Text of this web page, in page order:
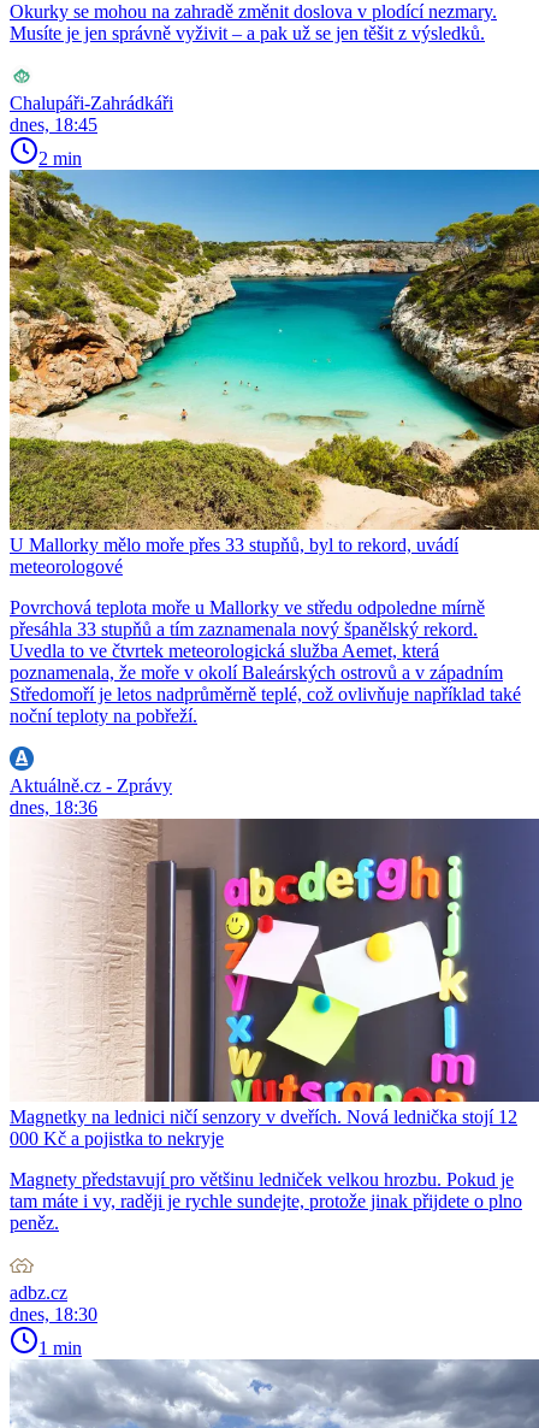
Okurky se mohou na zahradě změnit doslova v plodící nezmary.
Musíte je jen správně vyživit – a pak už se jen těšit z výsledků.
Chalupáři-Zahrádkáři
dnes, 18:45
2 min
U Mallorky mělo moře přes 33 stupňů, byl to rekord, uvádí
meteorologové
Povrchová teplota moře u Mallorky ve středu odpoledne mírně
přesáhla 33 stupňů a tím zaznamenala nový španělský rekord.
Uvedla to ve čtvrtek meteorologická služba Aemet, která
poznamenala, že moře v okolí Baleárských ostrovů a v západním
Středomoří je letos nadprůměrně teplé, což ovlivňuje například také
noční teploty na pobřeží.
Aktuálně.cz - Zprávy
dnes, 18:36
Magnetky na lednici ničí senzory v dveřích. Nová lednička stojí 12
000 Kč a pojistka to nekryje
Magnety představují pro většinu ledniček velkou hrozbu. Pokud je
tam máte i vy, raději je rychle sundejte, protože jinak přijdete o plno
peněz.
adbz.cz
dnes, 18:30
1 min